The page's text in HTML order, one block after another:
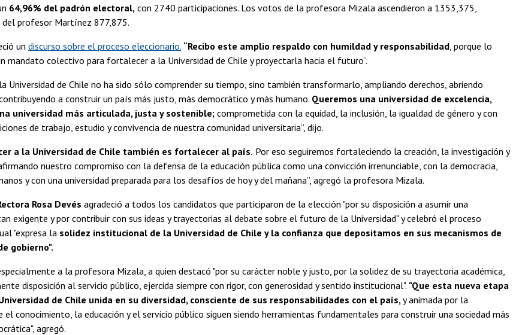
64,96% del padrón electoral, con 2740 participaciones. Los votos de la profesora Mizala ascendieron a 1353,375,
profesor Martínez 877,875.
un discurso sobre el proceso eleccionario. “Recibo este amplio respaldo con humildad y responsabilidad , porque lo
mandato colectivo para fortalecer a la Universidad de Chile y proyectarla hacia el futuro”.
Universidad de Chile no ha sido sólo comprender su tiempo, sino también transformarlo, ampliando derechos, abriendo
a construir un país más justo, más democrático y más humano. Queremos una universidad de excelencia,
universidad más articulada, justa y sostenible; comprometida con la equidad, la inclusión, la igualdad de género y con
de trabajo, estudio y convivencia de nuestra comunidad universitaria”, dijo.
a la Universidad de Chile también es fortalecer al país. Por eso seguiremos fortaleciendo la creación, la investigación y
nuestro compromiso con la defensa de la educación pública como una convicción irrenunciable, con la democracia,
y con una universidad preparada para los desafíos de hoy y del mañana”, agregó la profesora Mizala.
Rosa Devés agradeció a todos los candidatos que participaron de la elección "por su disposición a asumir una
exigente y por contribuir con sus ideas y trayectorias al debate sobre el futuro de la Universidad" y celebró el proceso
"expresa la solidez institucional de la Universidad de Chile y la confianza que depositamos en sus mecanismos de
gobierno".
a la profesora Mizala, a quien destacó "por su carácter noble y justo, por la solidez de su trayectoria académica,
disposición al servicio público, ejercida siempre con rigor, con generosidad y sentido institucional". "Que esta nueva etapa
de Chile unida en su diversidad, consciente de sus responsabilidades con el país, y animada por la
el conocimiento, la educación y el servicio público siguen siendo herramientas fundamentales para construir una sociedad más
agregó.